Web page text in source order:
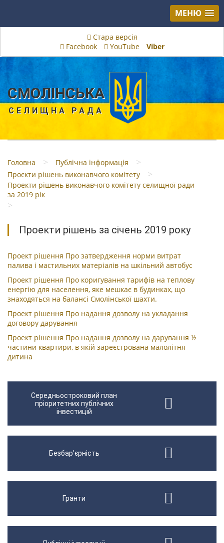
МЕНЮ
Стара версія
Facebook
YouTube Viber
СМОЛІНСЬКА
СЕЛИЩНА РАДА
Головна > Публічна інформація >
Проєкти рішень виконавчого комітету >
Проекти рішень виконавчого комітету селищної ради
за 2019 рік
>
Проекти рішень за січень 2019 року
Проект рішення Про затвердження норми витрат
палива і мастильних матеріалів на шкільний автобус
Проект рішення Про коригування тарифів на теплову
енергію для населення, яке мешкає в будинках, що
знаходяться на балансі Смолінської шахти.
Проект рішення Про надання дозволу на укладання
договору дарування
Проект рішення Про надання дозволу на дарування ½
частини квартири, в якій зареєстрована малолітня
дитина
Середньостроковий план
пріоритетних публічних
інвестицій
Безбар'єрність
Гранти